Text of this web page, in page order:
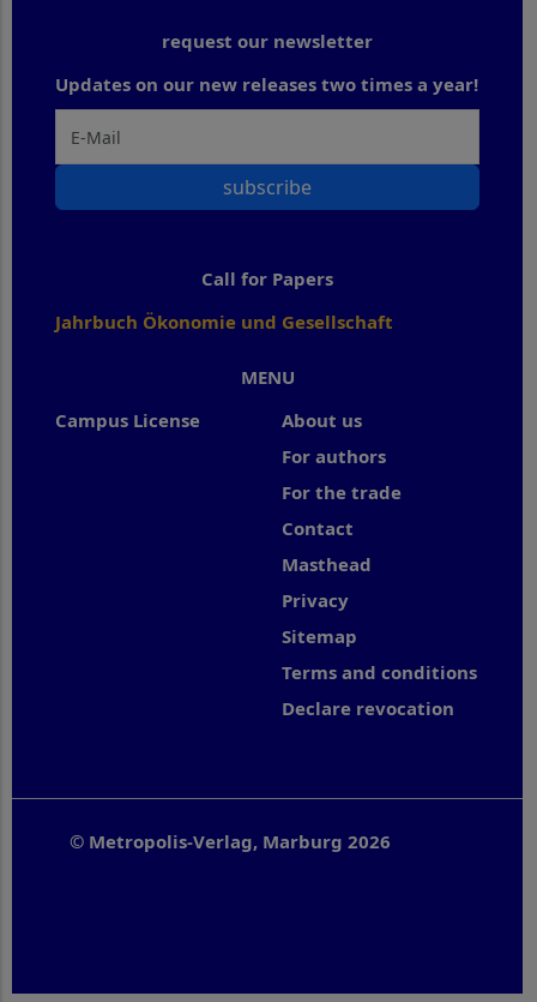
MENU
Campus License
About us
For authors
For the trade
Contact
Masthead
Privacy
Sitemap
Terms and conditions
Declare revocation
request our newsletter
Updates on our new releases two times a year!
subscribe
Call for Papers
Jahrbuch Ökonomie und Gesellschaft
© Metropolis-Verlag, Marburg 2026